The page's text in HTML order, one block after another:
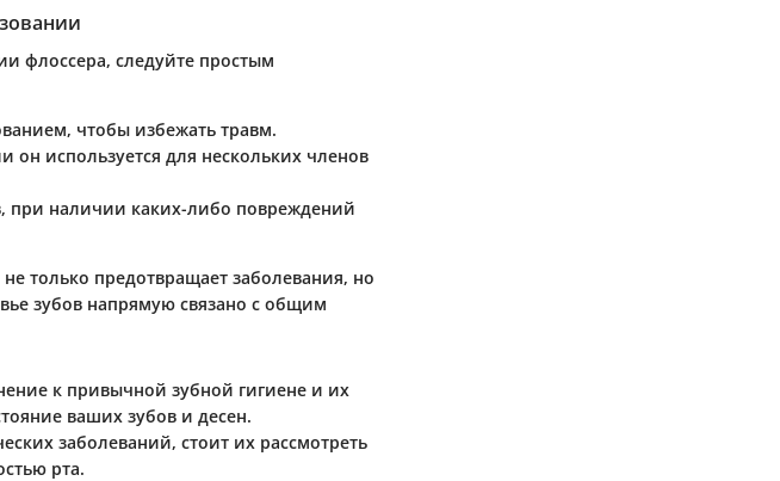
флоссера, следуйте простым
чтобы избежать травм.
он используется для нескольких членов
при наличии каких-либо повреждений
только предотвращает заболевания, но
зубов напрямую связано с общим
к привычной зубной гигиене и их
ваших зубов и десен.
заболеваний, стоит их рассмотреть
рта.